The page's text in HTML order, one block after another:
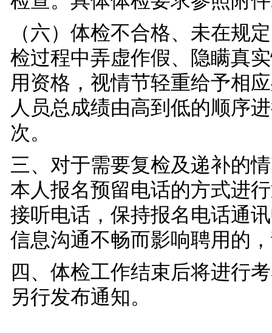
（六）体检不合格、未在规
检过程中弄虚作假、隐瞒真
用资格，视情节轻重给予相
人员总成绩由高到低的顺序
次。
三、对于需要复检及递补的
本人报名预留电话的方式进
接听电话， 保持报名电话通
信息沟通不畅而影响聘用的
四、 体检工作结束后将进行
另行发布通知。